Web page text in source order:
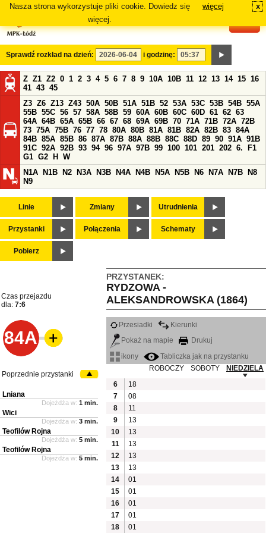
Nasza strona wykorzystuje pliki cookie. Dowiedz się
więcej.
więcej x
Sprawdź rozkład na dzień: i godzinę:
Z Z1 Z2 0 1 2 3 4 5 6 7 8 9 10A 10B 11 12 13 14 15 16
41 43 45
Z3 Z6 Z13 Z43 50A 50B 51A 51B 52 53A 53C 53B 54B 55A
55B 55C 56 57 58A 58B 59 60A 60B 60C 60D 61 62 63
64A 64B 65A 65B 66 67 68 69A 69B 70 71A 71B 72A 72B
73 75A 75B 76 77 78 80A 80B 81A 81B 82A 82B 83 84A
84B 85A 85B 86 87A 87B 88A 88B 88C 88D 89 90 91A 91B
91C 92A 92B 93 94 96 97A 97B 99 100 101 201 202 6.
F1
G1 G2 H
W
N1A
N1B N2 N3A N3B N4A N4B N5A N5B N6 N7A N7B
N8
N9
Linie Zmiany Utrudnienia
Przystanki Połączenia Schematy
Pobierz
PRZYSTANEK:
RYDZOWA -
ALEKSANDROWSKA (1864)
Czas przejazdu
dla: 7:6
84A
Przesiadki
Kierunki
Pokaż na mapie
Drukuj
ikony
Tabliczka jak na przystanku
ROBOCZY
SOBOTY
NIEDZIELA
6
18
7
08
8
11
9
13
10
13
11
13
12
13
13
13
14
01
15
01
16
01
17
01
18
01
Poprzednie przystanki
Lniana
Dojeżdża w: 1 min.
Wici
Dojeżdża w: 3 min.
Teofilów Rojna
Dojeżdża w: 5 min.
Teofilów Rojna
Dojeżdża w: 5 min.